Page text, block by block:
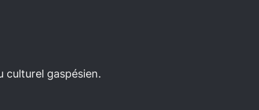
culturel gaspésien.